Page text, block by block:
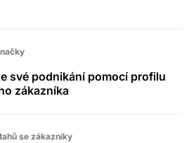
své podnikání pomocí profilu
zákazníka
se zákazníky